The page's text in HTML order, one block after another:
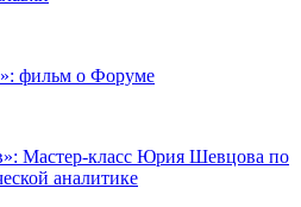
фильм о Форуме
Мастер-класс Юрия Шевцова по
аналитике